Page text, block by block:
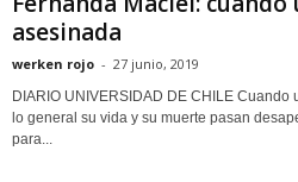
asesinada
werken rojo - 27 junio, 2019
DIARIO UNIVERSIDAD DE CHILE
lo general su vida y su muerte pasan
para...